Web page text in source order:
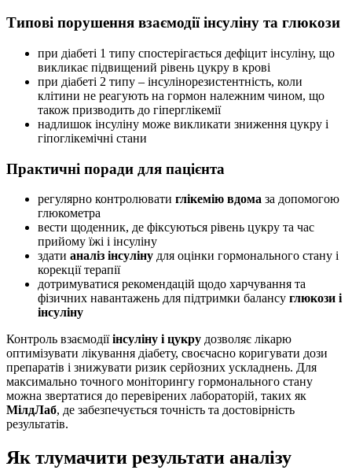
Типові порушення взаємодії інсуліну та глюкози
при діабеті 1 типу спостерігається дефіцит інсуліну, що
викликає підвищений рівень цукру в крові
при діабеті 2 типу – інсулінорезистентність, коли
клітини не реагують на гормон належним чином, що
також призводить до гіперглікемії
надлишок інсуліну може викликати зниження цукру і
гіпоглікемічні стани
Практичні поради для пацієнта
регулярно контролювати глікемію вдома за допомогою
глюкометра
вести щоденник, де фіксуються рівень цукру та час
прийому їжі і інсуліну
здати аналіз інсуліну для оцінки гормонального стану і
корекції терапії
дотримуватися рекомендацій щодо харчування та
фізичних навантажень для підтримки балансу глюкози і
інсуліну
Контроль взаємодіїінсуліну і цукру дозволяє лікарю
оптимізувати лікування діабету, своєчасно коригувати дози
препаратів і знижувати ризик серйозних ускладнень. Для
максимально точного моніторингу гормонального стану
можна звертатися до перевірених лабораторій, таких як
МілдЛаб, де забезпечується точність та достовірність
результатів.
Як тлумачити результати аналізу